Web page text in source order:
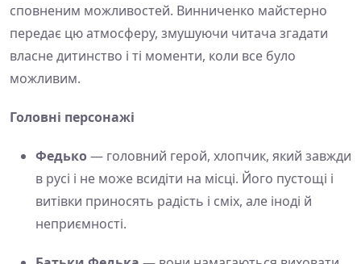
сповненим можливостей. Винниченко майстерно
передає цю атмосферу, змушуючи читача згадати
власне дитинство і ті моменти, коли все було
можливим.
Головні персонажі
Федько— головний герой, хлопчик, який завжди
в русі і не може всидіти на місці. Його пустощі і
витівки приносять радість і сміх, але іноді й
неприємності.